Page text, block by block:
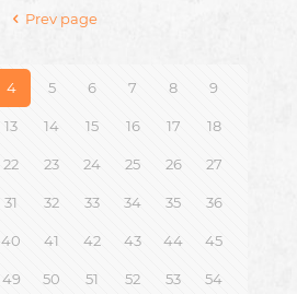
Prev page
4 5 6 7 8 9
13 14 15 16 17 18
22 23 24 25 26 27
31 32 33 34 35 36
40 41 42 43 44 45
49 50 51 52 53 54